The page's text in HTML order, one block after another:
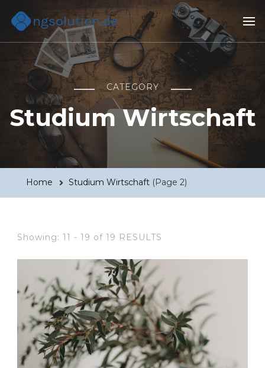
Ngsolution.de
Alles über Wirtschaftsstudium, Beratung und Management
CATEGORY
Studium Wirtschaft
Home Studium Wirtschaft (Page 2)
Showing: 11 - 19 of 19 RESULTS